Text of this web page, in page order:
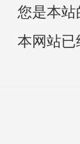
您是本站
本网站已